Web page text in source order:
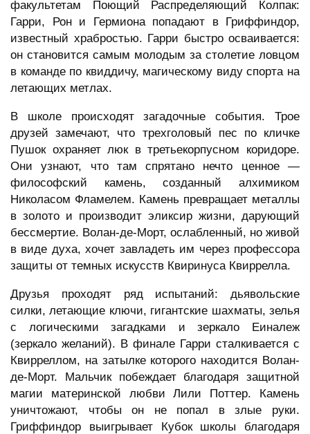
факультетам Поющий Распределяющий Колпак:
Гарри, Рон и Гермиона попадают в Гриффиндор,
известный храбростью. Гарри быстро осваивается:
он становится самым молодым за столетие ловцом
в команде по квиддичу, магическому виду спорта на
летающих метлах.
В школе происходят загадочные события. Трое
друзей замечают, что трехголовый пес по кличке
Пушок охраняет люк в третьекорпусном коридоре.
Они узнают, что там спрятано нечто ценное —
философский камень, созданный алхимиком
Николасом Фламелем. Камень превращает металлы
в золото и производит эликсир жизни, дарующий
бессмертие. Волан-де-Морт, ослабленный, но живой
в виде духа, хочет завладеть им через профессора
защиты от темных искусств Квиринуса Квиррелла.
Друзья проходят ряд испытаний: дьявольские
силки, летающие ключи, гигантские шахматы, зелья
с логическими загадками и зеркало Еиналеж
(зеркало желаний). В финале Гарри сталкивается с
Квирреллом, на затылке которого находится Волан-
де-Морт. Мальчик побеждает благодаря защитной
магии материнской любви Лили Поттер. Камень
уничтожают, чтобы он не попал в злые руки.
Гриффиндор выигрывает Кубок школы благодаря